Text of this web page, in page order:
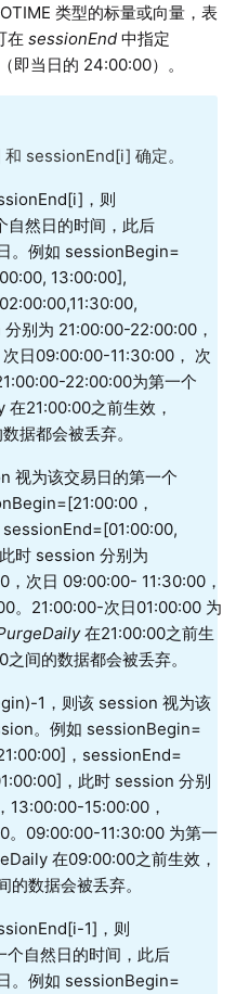
类型的标量或向量，表
在 sessionEnd中指定
即当日的 24:00:00）。
sessionEnd[i] 确定。
，则
然日的时间，此后
。例如 sessionBegin=
13:00:00],
别为 21:00:00-22:00:00，
日09:00:00-11:30:00， 次
22:00:00为第一个
21:00:00之前生效，
据都会被丢弃。
视为该交易日的第一个
，
时 session 分别为
次日 09:00:00- 11:30:00，
。21:00:00-次日01:00:00 为
在21:00:00之前生
间的数据都会被丢弃。
1，则该 session 视为该
。例如 sessionBegin=
，sessionEnd=
，此时 session 分别
13:00:00-15:00:00，
。09:00:00-11:30:00 为第一
在09:00:00之前生效，
数据会被丢弃。
1]，则
自然日的时间，此后
。例如 sessionBegin=